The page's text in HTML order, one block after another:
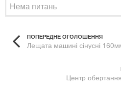
Нема питань
ПОПЕРЕДНЕ ОГОЛОШЕННЯ
Лещата машині сінусні
Центр